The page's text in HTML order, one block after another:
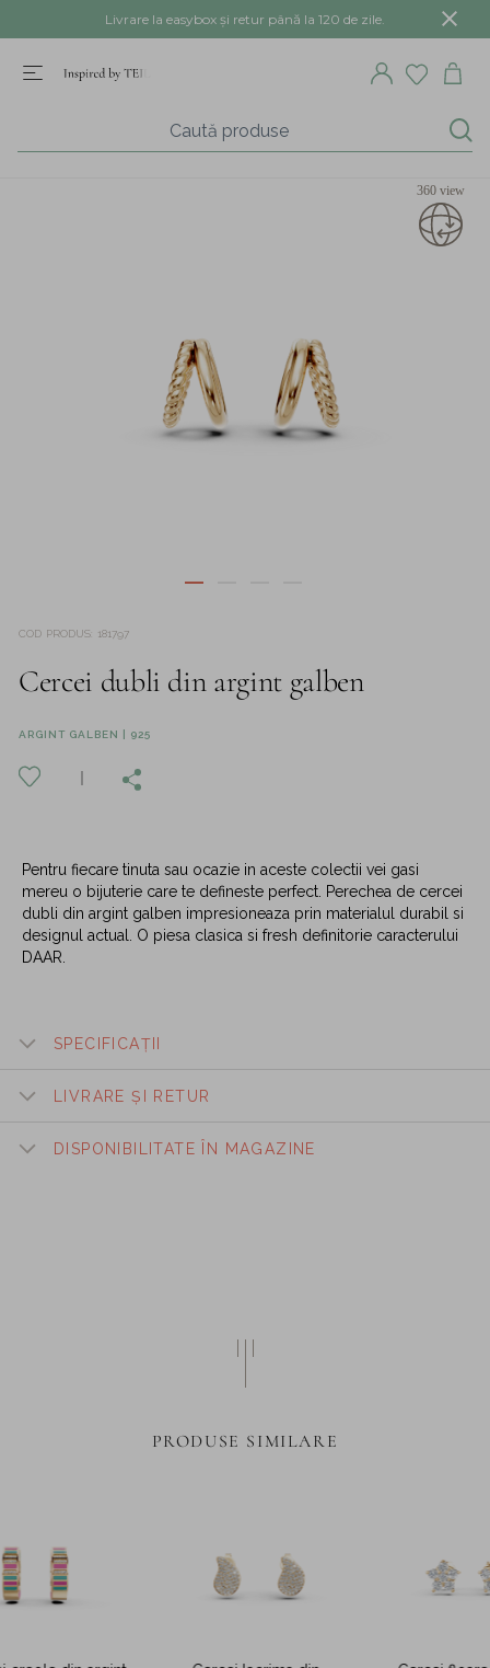
Livrare la easybox și retur până la 120 de zile.
360 view
COD PRODUS 181797
Cercei dubli din argint galben
ARGINT GALBEN | 925
Pentru fiecare tinuta sau ocazie in aceste colectii vei gasi
mereu o bijuterie care te defineste perfect. Perechea de cercei
dubli din argint galben impresioneaza prin materialul durabil si
designul actual. O piesa clasica si fresh definitorie caracterului
DAAR.
SPECIFICAȚII
LIVRARE ȘI RETUR
DISPONIBILITATE ÎN MAGAZINE
PRODUSE SIMILARE